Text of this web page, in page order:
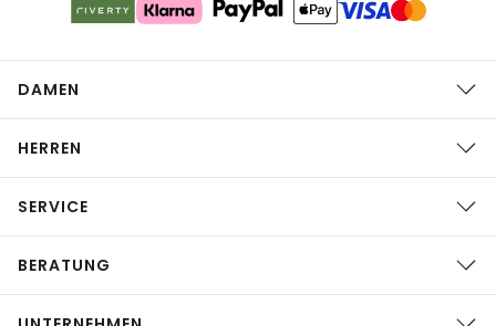
DAMEN
HERREN
SERVICE
BERATUNG